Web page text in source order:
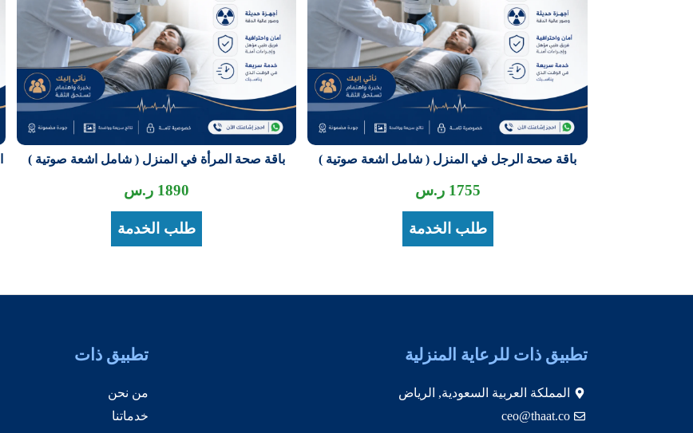
باقة صحة الرجل في المنزل ( شامل اشعة صوتية )
1755 ر.س
طلب الخدمة
باقة صحة المرأة في المنزل ( شامل اشعة صوتية )
1890 ر.س
طلب الخدمة
تطبيق ذات للرعاية المنزلية
المملكة العربية السعودية, الرياض
ceo@thaat.co
تطبيق ذات
من نحن
خدماتنا